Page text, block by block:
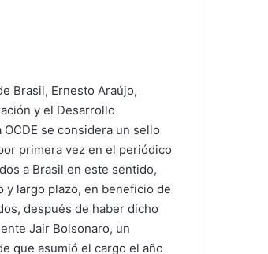
Brasil, Ernesto Araújo,
y el Desarrollo
se considera un sello
primera vez en el periódico
a Brasil en este sentido,
y largo plazo, en beneficio de
después de haber dicho
Jair Bolsonaro, un
que asumió el cargo el año